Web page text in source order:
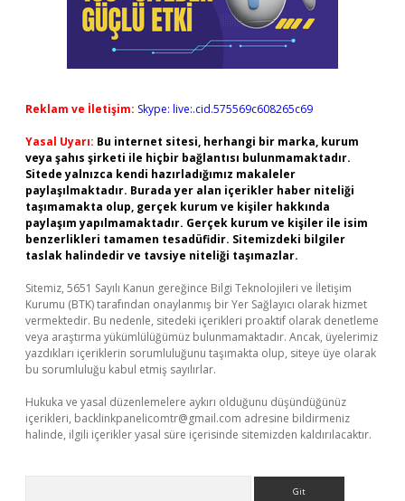
Reklam ve İletişim: Skype: live:.cid.575569c608265c69
Yasal Uyarı: Bu internet sitesi, herhangi bir marka, kurum
veya şahıs şirketi ile hiçbir bağlantısı bulunmamaktadır.
Sitede yalnızca kendi hazırladığımız makaleler
paylaşılmaktadır. Burada yer alan içerikler haber niteliği
taşımamakta olup, gerçek kurum ve kişiler hakkında
paylaşım yapılmamaktadır. Gerçek kurum ve kişiler ile isim
benzerlikleri tamamen tesadüfidir. Sitemizdeki bilgiler
taslak halindedir ve tavsiye niteliği taşımazlar.
Sitemiz, 5651 Sayılı Kanun gereğince Bilgi Teknolojileri ve İletişim
Kurumu (BTK) tarafından onaylanmış bir Yer Sağlayıcı olarak hizmet
vermektedir. Bu nedenle, sitedeki içerikleri proaktif olarak denetleme
veya araştırma yükümlülüğümüz bulunmamaktadır. Ancak, üyelerimiz
yazdıkları içeriklerin sorumluluğunu taşımakta olup, siteye üye olarak
bu sorumluluğu kabul etmiş sayılırlar.
Hukuka ve yasal düzenlemelere aykırı olduğunu düşündüğünüz
içerikleri, backlinkpanelicomtr@gmail.com adresine bildirmeniz
halinde, ilgili içerikler yasal süre içerisinde sitemizden kaldırılacaktır.